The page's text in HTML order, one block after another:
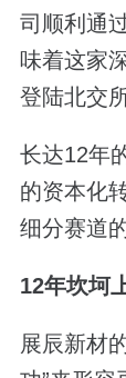
司顺利通
味着这家
登陆北交
长达12年
的资本化
细分赛道
12年坎坷
展辰新材